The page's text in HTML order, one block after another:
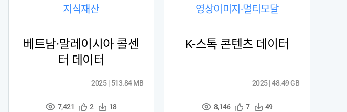
지식재산
베트남·말레이시아 콜센
터 데이터
조 7,421
관 2
다 18
2025 | 513.84 MB
영상이미지·멀티모달
K-스톡 콘텐츠 데이터
조 8,146
관 7
다 49
2025 | 48.49 GB